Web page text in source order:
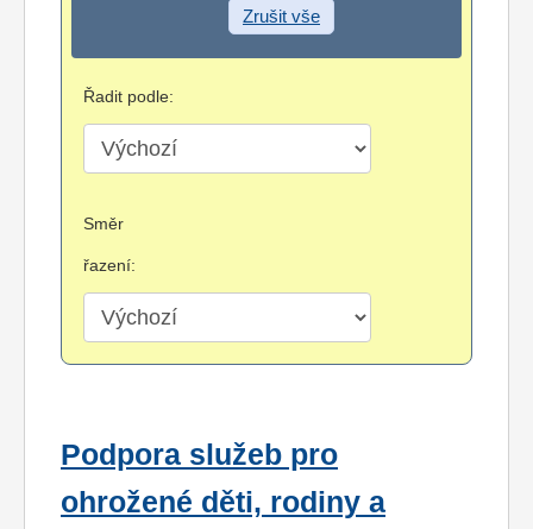
Zrušit vše
Řadit podle:
Směr
řazení:
Podpora služeb pro
ohrožené děti, rodiny a